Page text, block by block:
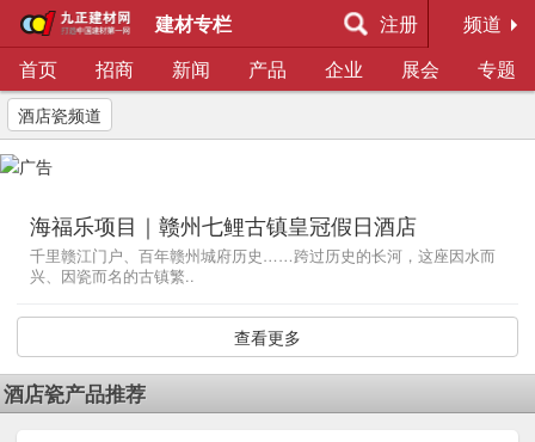
建材专栏 注册
频道
首页
招商 新闻 产品 企业 展会 专题
酒店瓷频道
海福乐项目｜赣州七鲤古镇皇冠假日酒店
千里赣江门户、百年赣州城府历史……跨过历史的长河，这座因水而
兴、因瓷而名的古镇繁..
查看更多
酒店瓷产品推荐